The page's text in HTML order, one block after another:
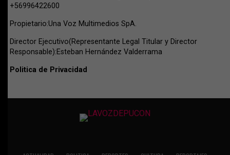
+56996422600
Propietario:Una Voz Multimedios SpA.
Director Ejecutivo(Representante Legal Titular y Director
Responsable):Esteban Hernández Valderrama
Politica de Privacidad